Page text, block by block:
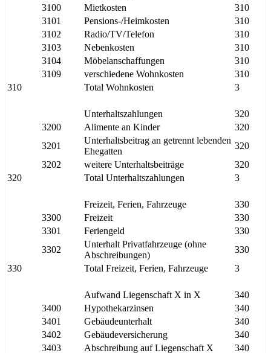
3100
Mietkosten
310
3101
Pensions-/Heimkosten
310
3102
Radio/TV/Telefon
310
3103
Nebenkosten
310
3104
Möbelanschaffungen
310
3109
verschiedene Wohnkosten
310
310
Total Wohnkosten 3
Unterhaltszahlungen
320
3200
Alimente an Kinder
320
3201
Unterhaltsbeitrag an getrennt lebenden
Ehegatten
320
3202
weitere Unterhaltsbeiträge
320
320
Total Unterhaltszahlungen 3
Freizeit, Ferien, Fahrzeuge
330
3300
Freizeit
330
3301
Feriengeld
330
3302
Unterhalt Privatfahrzeuge (ohne
Abschreibungen)
330
330
Total Freizeit, Ferien, Fahrzeuge 3
Aufwand Liegenschaft X in X
340
3400
Hypothekarzinsen
340
3401
Gebäudeunterhalt
340
3402
Gebäudeversicherung
340
3403
Abschreibung auf Liegenschaft X 340